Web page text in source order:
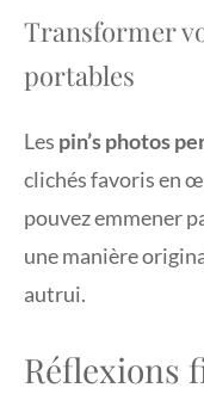
Transformer
portables
Les pin’s photos
clichés favoris en
pouvez emmener
une manière
autrui.
Réflexions